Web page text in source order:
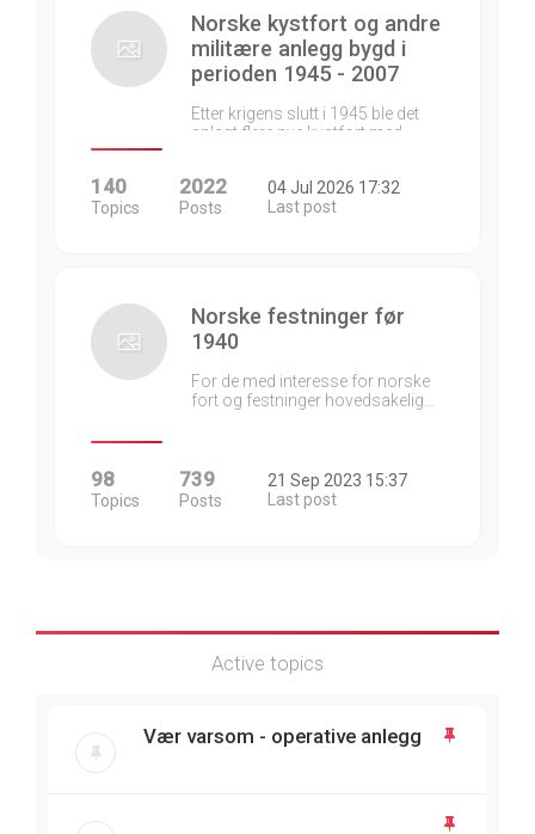
Norske kystfort og andre
militære anlegg bygd i
perioden 1945 - 2007
Etter krigens slutt i 1945 ble det
anlagt flere nye kystfort med…
140
Topics
2022
Posts
04 Jul 2026 17:32
Last post
Norske festninger før
1940
For de med interesse for norske
fort og festninger hovedsakelig…
98
Topics
739
Posts
21 Sep 2023 15:37
Last post
Active topics
Vær varsom - operative anlegg